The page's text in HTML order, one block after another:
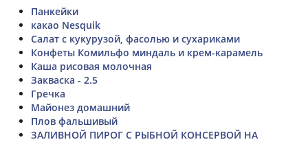
Панкейки
какао Nesquik
Салат с кукурузой, фасолью и сухариками
Конфеты Комильфо миндаль и крем-карамель
Каша рисовая молочная
Закваска - 2.5
Гречка
Майонез домашний
Плов фальшивый
ЗАЛИВНОЙ ПИРОГ С РЫБНОЙ КОНСЕРВОЙ НА